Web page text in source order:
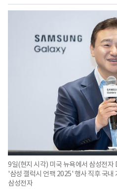
9일(현지 시각) 미국 뉴욕에서 삼성전자
'삼성 갤럭시 언팩 2025' 행사 직후 국
삼성전자